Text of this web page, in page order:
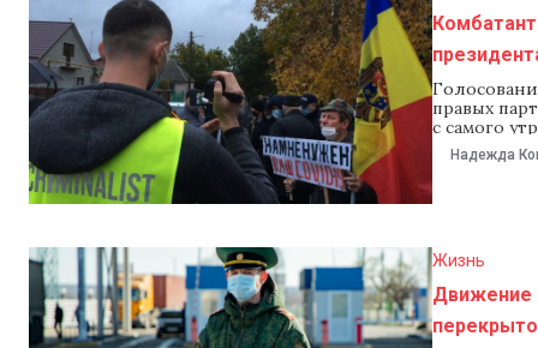
правых
с самого
жители
Надежда
Жизнь
Движение
перекрыто